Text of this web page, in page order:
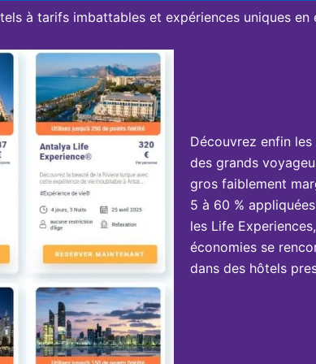
à tarifs imbattables et expériences uniques en
Découvrez enfin
des grands
gros faiblement
5 à 60 %
les Life
économies se
dans des hôtels